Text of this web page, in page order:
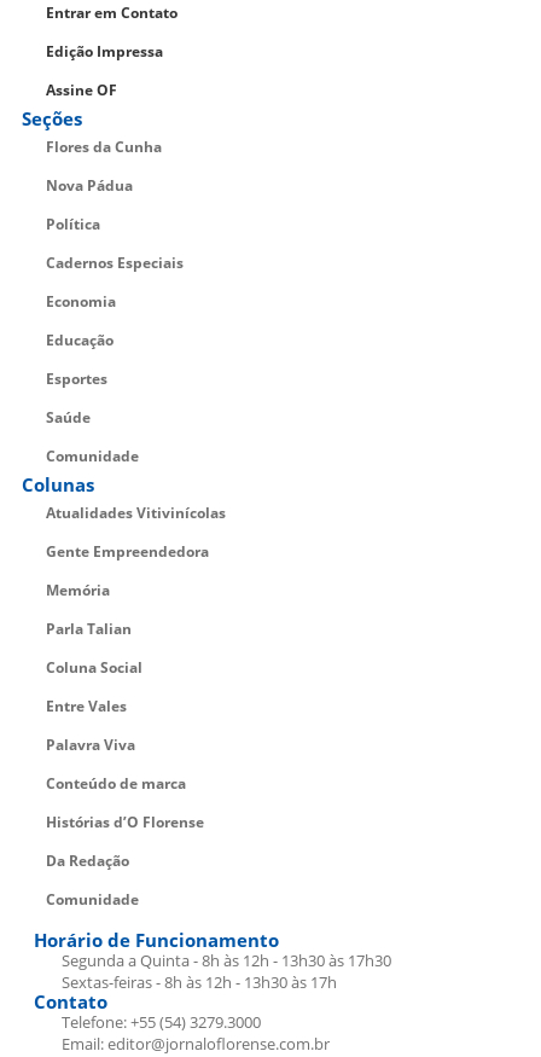
Entrar em Contato
Edição Impressa
Assine OF
Seções
Flores da Cunha
Nova Pádua
Política
Cadernos Especiais
Economia
Educação
Esportes
Saúde
Comunidade
Colunas
Atualidades Vitivinícolas
Gente Empreendedora
Memória
Parla Talian
Coluna Social
Entre Vales
Palavra Viva
Conteúdo de marca
Histórias d’O Florense
Da Redação
Comunidade
Horário de Funcionamento
Segunda a Quinta - 8h às 12h - 13h30 às 17h30
Sextas-feiras - 8h às 12h - 13h30 às 17h
Contato
Telefone: +55 (54) 3279.3000
Email: editor@jornaloflorense.com.br